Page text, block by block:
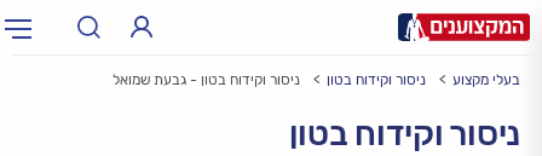
בעלי מקצוע ניסור וקידוח בטון ניסור וקידוח בטון - גבעת שמואל
ניסור וקידוח בטון